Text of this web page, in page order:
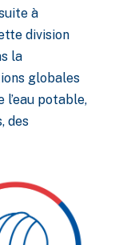
à
division
la
globales
l’eau potable,
des